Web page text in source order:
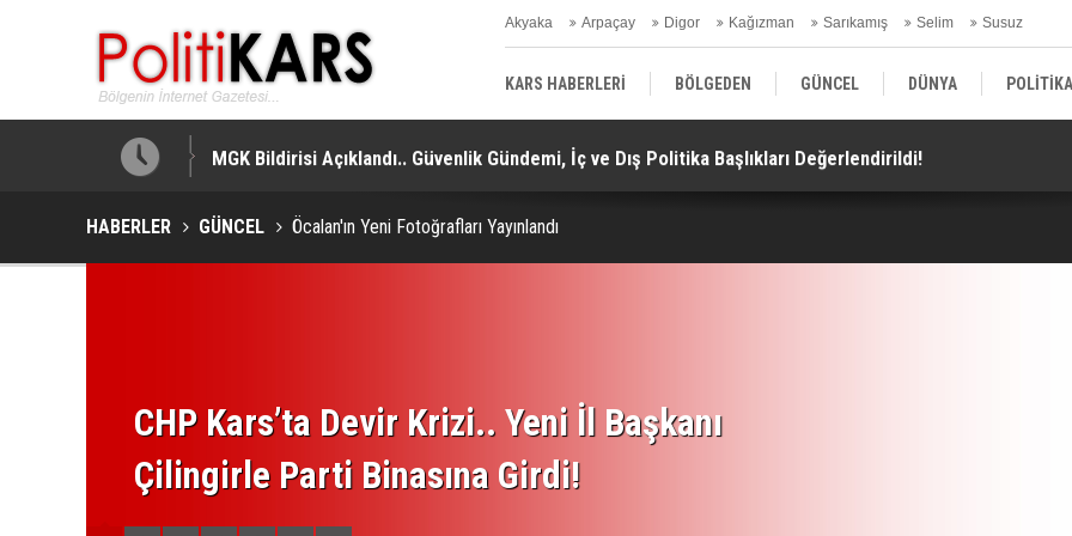
Akyaka Arpaçay Digor Kağızman Sarıkamış Selim Susuz
KARS HABERLERİ BÖLGEDEN GÜNCEL DÜNYA POLİTİKA
EKONOMİ | FİNANS | OTOMOTİV KÜLTÜR | SANAT | MAGAZİN
MGK Bildirisi Açıklandı.. Güvenlik Gündemi, İç ve Dış Politika Başlıkları Değerlendirildi!
HABERLER GÜNCEL Öcalan'ın Yeni Fotoğrafları Yayınlandı
CHP Kars’ta Devir Krizi.. Yeni İl Başkanı
Çilingirle Parti Binasına Girdi!